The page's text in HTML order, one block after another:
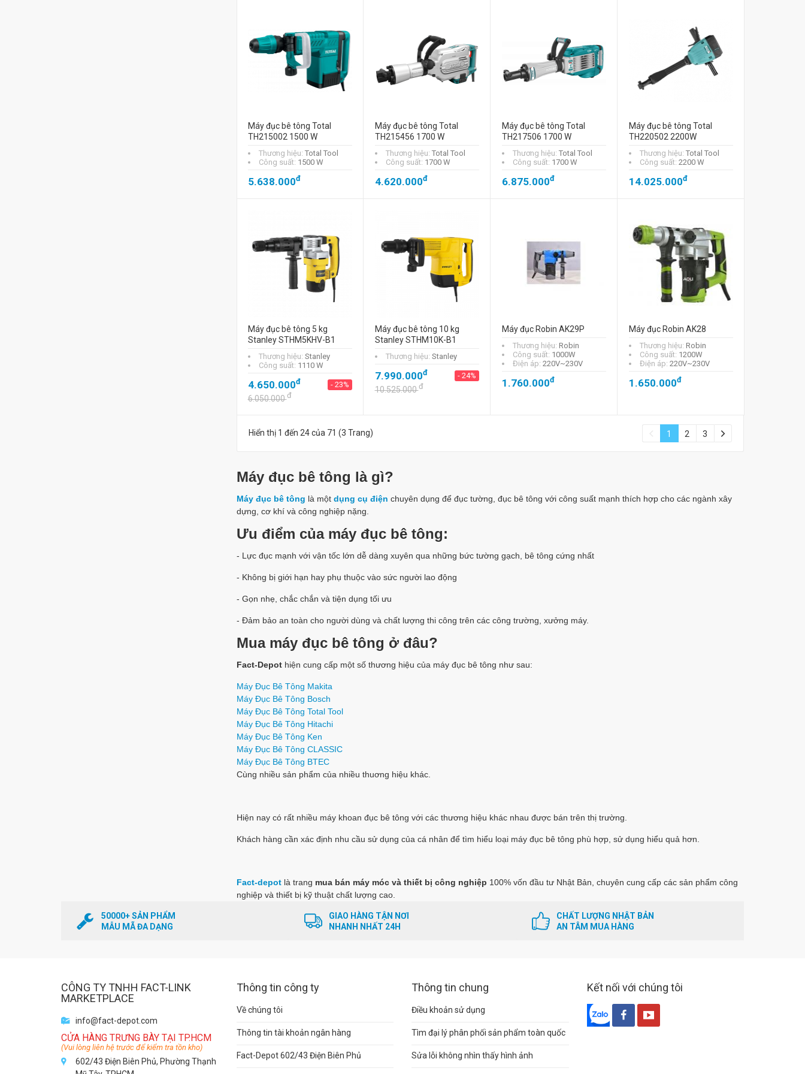
Máy đục bê tông Total
TH215002 1500 W
Thương hiệu: Total Tool
Công suất: 1500 W
5.638.000đ
Máy đục bê tông Total
TH215456 1700 W
Thương hiệu: Total Tool
Công suất: 1700 W
4.620.000đ
Máy đục bê tông Total
TH217506 1700 W
Thương hiệu: Total Tool
Công suất: 1700 W
6.875.000đ
Máy đục bê tông Total
TH220502 2200W
Thương hiệu: Total Tool
Công suất: 2200 W
14.025.000đ
Máy đục bê tông 5 kg
Stanley STHM5KHV-B1
Thương hiệu: Stanley
Công suất: 1110 W
4.650.000đ - 23%
6.050.000đ
Máy đục bê tông 10 kg
Stanley STHM10K-B1
Thương hiệu: Stanley
7.990.000đ - 24%
10.525.000đ
Máy đục Robin AK29P
Thương hiệu: Robin
Công suất: 1000W
Điện áp: 220V~230V
1.760.000đ
Máy đục Robin AK28
Thương hiệu: Robin
Công suất: 1200W
Điện áp: 220V~230V
1.650.000đ
Hiển thị 1 đến 24 của 71 (3 Trang) 1 2 3
Máy đục bê tông là gì?
Máy đục bê tông là một dụng cụ điện chuyên dụng để đục tường, đục bê tông với công suất mạnh thích hợp cho các ngành xây
dựng, cơ khí và công nghiệp nặng.
Ưu điểm của máy đục bê tông:
- Lực đục mạnh với vận tốc lớn dễ dàng xuyên qua những bức tường gạch, bê tông cứng nhất
- Không bị giới hạn hay phụ thuộc vào sức người lao động
- Gọn nhẹ, chắc chắn và tiện dụng tối ưu
- Đảm bảo an toàn cho người dùng và chất lượng thi công trên các công trường, xưởng máy.
Mua máy đục bê tông ở đâu?
Fact-Depothiện cung cấp một số thương hiệu của máy đục bê tông như sau:
Máy Đục Bê Tông Makita
Máy Đục Bê Tông Bosch
Máy Đục Bê Tông Total Tool
Máy Đục Bê Tông Hitachi
Máy Đục Bê Tông Ken
Máy Đục Bê Tông CLASSIC
Máy Đục Bê Tông BTEC
Cùng nhiều sản phẩm của nhiều thuơng hiệu khác.
Hiện nay có rất nhiều máy khoan đục bê tông với các thương hiệu khác nhau được bán trên thị trường.
Khách hàng cần xác định nhu cầu sử dụng của cá nhân để tìm hiểu loại máy đục bê tông phù hợp, sử dụng hiểu quả hơn.
Fact-depotlà trang mua bán máy móc và thiết bị công nghiệp 100% vốn đầu tư Nhật Bản, chuyên cung cấp các sản phẩm công
nghiệp và thiết bị kỹ thuật chất lượng cao.
50000+ SẢN PHẨM
MẪU MÃ ĐA DẠNG
GIAO HÀNG TẬN NƠI
NHANH NHẤT 24H
CHẤT LƯỢNG NHẬT BẢN
AN TÂM MUA HÀNG
CÔNG TY TNHH FACT-LINK
MARKETPLACE
info@fact-depot.com
CỬA HÀNG TRƯNG BÀY TẠI TP.HCM
(Vui lòng liên hệ trước để kiểm tra tồn kho)
602/43 Điện Biên Phủ, Phường Thạnh
Thông tin công ty
Về chúng tôi
Thông tin tài khoản ngân hàng
Fact-Depot 602/43 Điện Biên Phủ
Thông tin chung
Điều khoản sử dụng
Tìm đại lý phân phối sản phẩm toàn quốc
Sửa lỗi không nhìn thấy hình ảnh
Kết nối với chúng tôi